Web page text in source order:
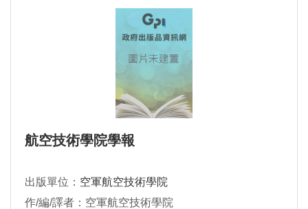
航空技術學院學報
出版單位： 空軍航空技術學院
作/編/譯者：空軍航空技術學院